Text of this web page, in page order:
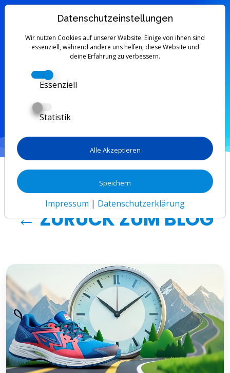
Tag:Ernährung
Alle Artikel mit dem Tag
Zu den Artikeln
TAG: ERNÄHRUNG
← ZURÜCK ZUM BLOG
Datenschutzeinstellungen
Wir nutzen Cookies auf unserer Website. Einige von ihnen sind
essenziell, während andere uns helfen, diese Website und
deine Erfahrung zu verbessern.
Essenziell
Statistik
Alle Akzeptieren
Speichern
Impressum | Datenschutzerklärung